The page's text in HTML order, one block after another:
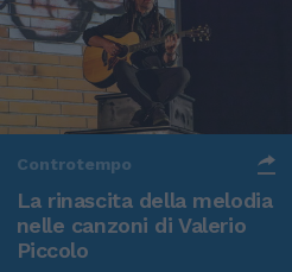
Controtempo
La rinascita della melodia
nelle canzoni di Valerio
Piccolo